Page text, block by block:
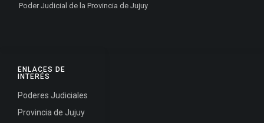
ENLACES DE
INTERÉS
Poderes Judiciales
Provincia de Jujuy
Poder Judicial de la Provincia de Jujuy